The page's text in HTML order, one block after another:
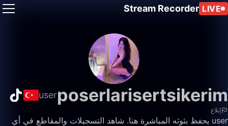
LIVE
Stream Recorder
poserlarisertsikerim
user
إبلاغ
user يحفظ بثوثه المباشرة هنا. شاهد التسجيلات والمقاطع في أي